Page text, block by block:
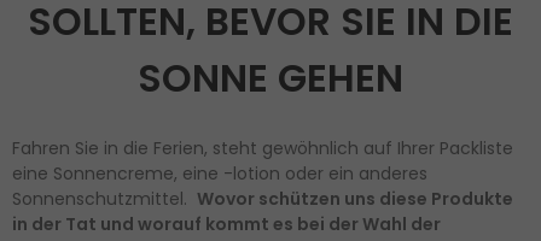
SOLLTEN, BEVOR SIE IN DIE
SONNE GEHEN
Fahren Sie in die Ferien, steht gewöhnlich auf Ihrer Packliste
eine Sonnencreme, eine -lotion oder ein anderes
Sonnenschutzmittel. Wovor schützen uns diese Produkte
in der Tat und worauf kommt es bei der Wahl der